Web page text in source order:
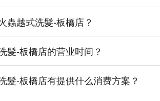
蟲越式洗髮-板橋店？
髮-板橋店的营业时间？
髮-板橋店有提供什么消费方案？